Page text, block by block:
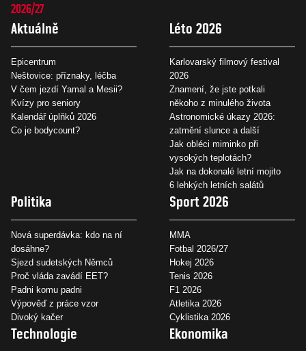
2026/27
Aktuálně
Epicentrum
Neštovice: příznaky, léčba
V čem jezdí Yamal a Mesii?
Kvízy pro seniory
Kalendář úplňků 2026
Co je bodycount?
Léto 2026
Karlovarský filmový festival
2026
Znamení, že jste potkali
někoho z minulého života
Astronomické úkazy 2026:
zatmění slunce a další
Jak obléci miminko při
vysokých teplotách?
Jak na dokonalé letní mojito
6 lehkých letních salátů
Politika
Nová superdávka: kdo na ní
dosáhne?
Sjezd sudetských Němců
Proč vláda zavádí EET?
Padni komu padni
Výpověď z práce vzor
Divoký kačer
Sport 2026
MMA
Fotbal 2026/27
Hokej 2026
Tenis 2026
F1 2026
Atletika 2026
Cyklistika 2026
Technologie Ekonomika